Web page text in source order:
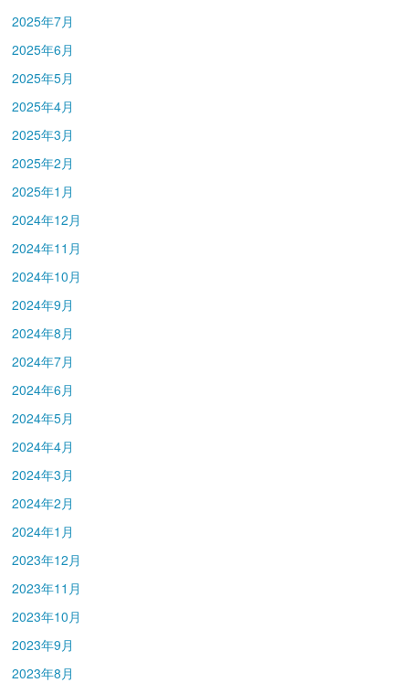
2025年7月
2025年6月
2025年5月
2025年4月
2025年3月
2025年2月
2025年1月
2024年12月
2024年11月
2024年10月
2024年9月
2024年8月
2024年7月
2024年6月
2024年5月
2024年4月
2024年3月
2024年2月
2024年1月
2023年12月
2023年11月
2023年10月
2023年9月
2023年8月